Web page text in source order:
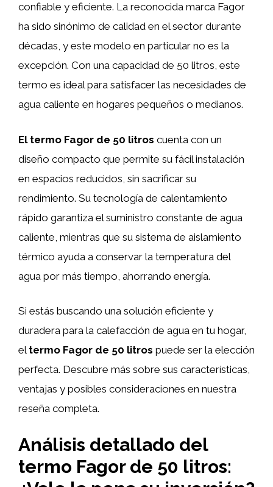
confiable y eficiente. La reconocida marca Fagor
ha sido sinónimo de calidad en el sector durante
décadas, y este modelo en particular no es la
excepción. Con una capacidad de 50 litros, este
termo es ideal para satisfacer las necesidades de
agua caliente en hogares pequeños o medianos.
El termo Fagor de 50 litros cuenta con un
diseño compacto que permite su fácil instalación
en espacios reducidos, sin sacrificar su
rendimiento. Su tecnología de calentamiento
rápido garantiza el suministro constante de agua
caliente, mientras que su sistema de aislamiento
térmico ayuda a conservar la temperatura del
agua por más tiempo, ahorrando energía.
Si estás buscando una solución eficiente y
duradera para la calefacción de agua en tu hogar,
el termo Fagor de 50 litros puede ser la elección
perfecta. Descubre más sobre sus características,
ventajas y posibles consideraciones en nuestra
reseña completa.
Análisis detallado del
termo Fagor de 50 litros: